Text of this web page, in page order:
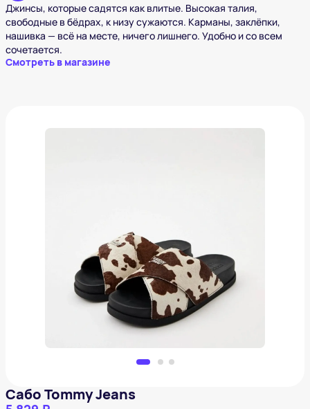
Джинсы, которые садятся как влитые. Высокая талия,
свободные в бёдрах, к низу сужаются. Карманы, заклёпки,
нашивка — всё на месте, ничего лишнего. Удобно и со всем
сочетается.
Смотреть в магазине
Сабо Tommy Jeans
5 829 ₽
Добавить в вишлист
Сабо Tommy Jeans